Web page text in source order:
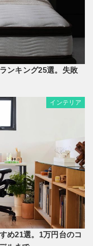
ンキング25選。失敗
インテリア
め21選。1万円台のコ